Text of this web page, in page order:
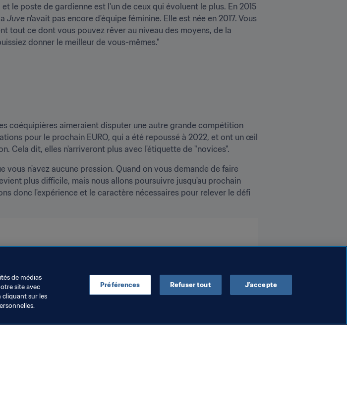
le poste de gardienne est l'un de ceux qui évoluent le plus. En 2015
Juve n'avait pas encore d'équipe féminine. Elle est née en 2017. Vous
tout ce dont vous pouvez rêver au niveau des moyens, de la
donner le meilleur de vous-mêmes."
coéquipières aimeraient disputer une autre grande compétition
pour le prochain EURO, qui a été repoussé à 2022, et ont un œil
Cela dit, elles n'arriveront plus avec l'étiquette de "novices".
n'avez aucune pression. Quand on vous demande de faire
plus difficile, mais nous allons poursuivre jusqu'au prochain
donc l'expérience et le caractère nécessaires pour relever le défi
de médias
site avec
cliquant sur les
Préférences Refuser tout J’accepte